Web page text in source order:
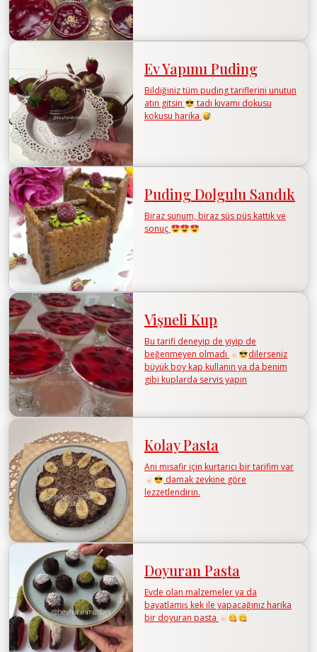
Ev Yapımı Puding
Bildiğiniz tüm puding tariflerini unutun
atın gitsin
tadı kıvamı dokusu
kokusu harika
Puding Dolgulu Sandık
Biraz sunum, biraz süs püs kattık ve
sonuç
Vişneli Kup
Bu tarifi deneyip de yiyip de
beğenmeyen olmadı
dilerseniz
büyük boy kap kullanın ya da benim
gibi kuplarda servis yapın
Kolay Pasta
Ani misafir için kurtarıcı bir tarifim var
damak zevkine göre
lezzetlendirin.
Doyuran Pasta
Evde olan malzemeler ya da
bayatlamış kek ile yapacağınız harika
bir doyuran pasta